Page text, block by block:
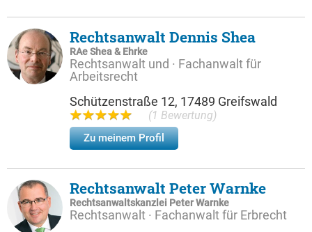
Rechtsanwalt Dennis Shea
RAe Shea & Ehrke
Rechtsanwalt und · Fachanwalt für
Arbeitsrecht
Schützenstraße 12, 17489 Greifswald
(1 Bewertung)
Zu meinem Profil
Rechtsanwalt Peter Warnke
Rechtsanwaltskanzlei Peter Warnke
Rechtsanwalt · Fachanwalt für Erbrecht